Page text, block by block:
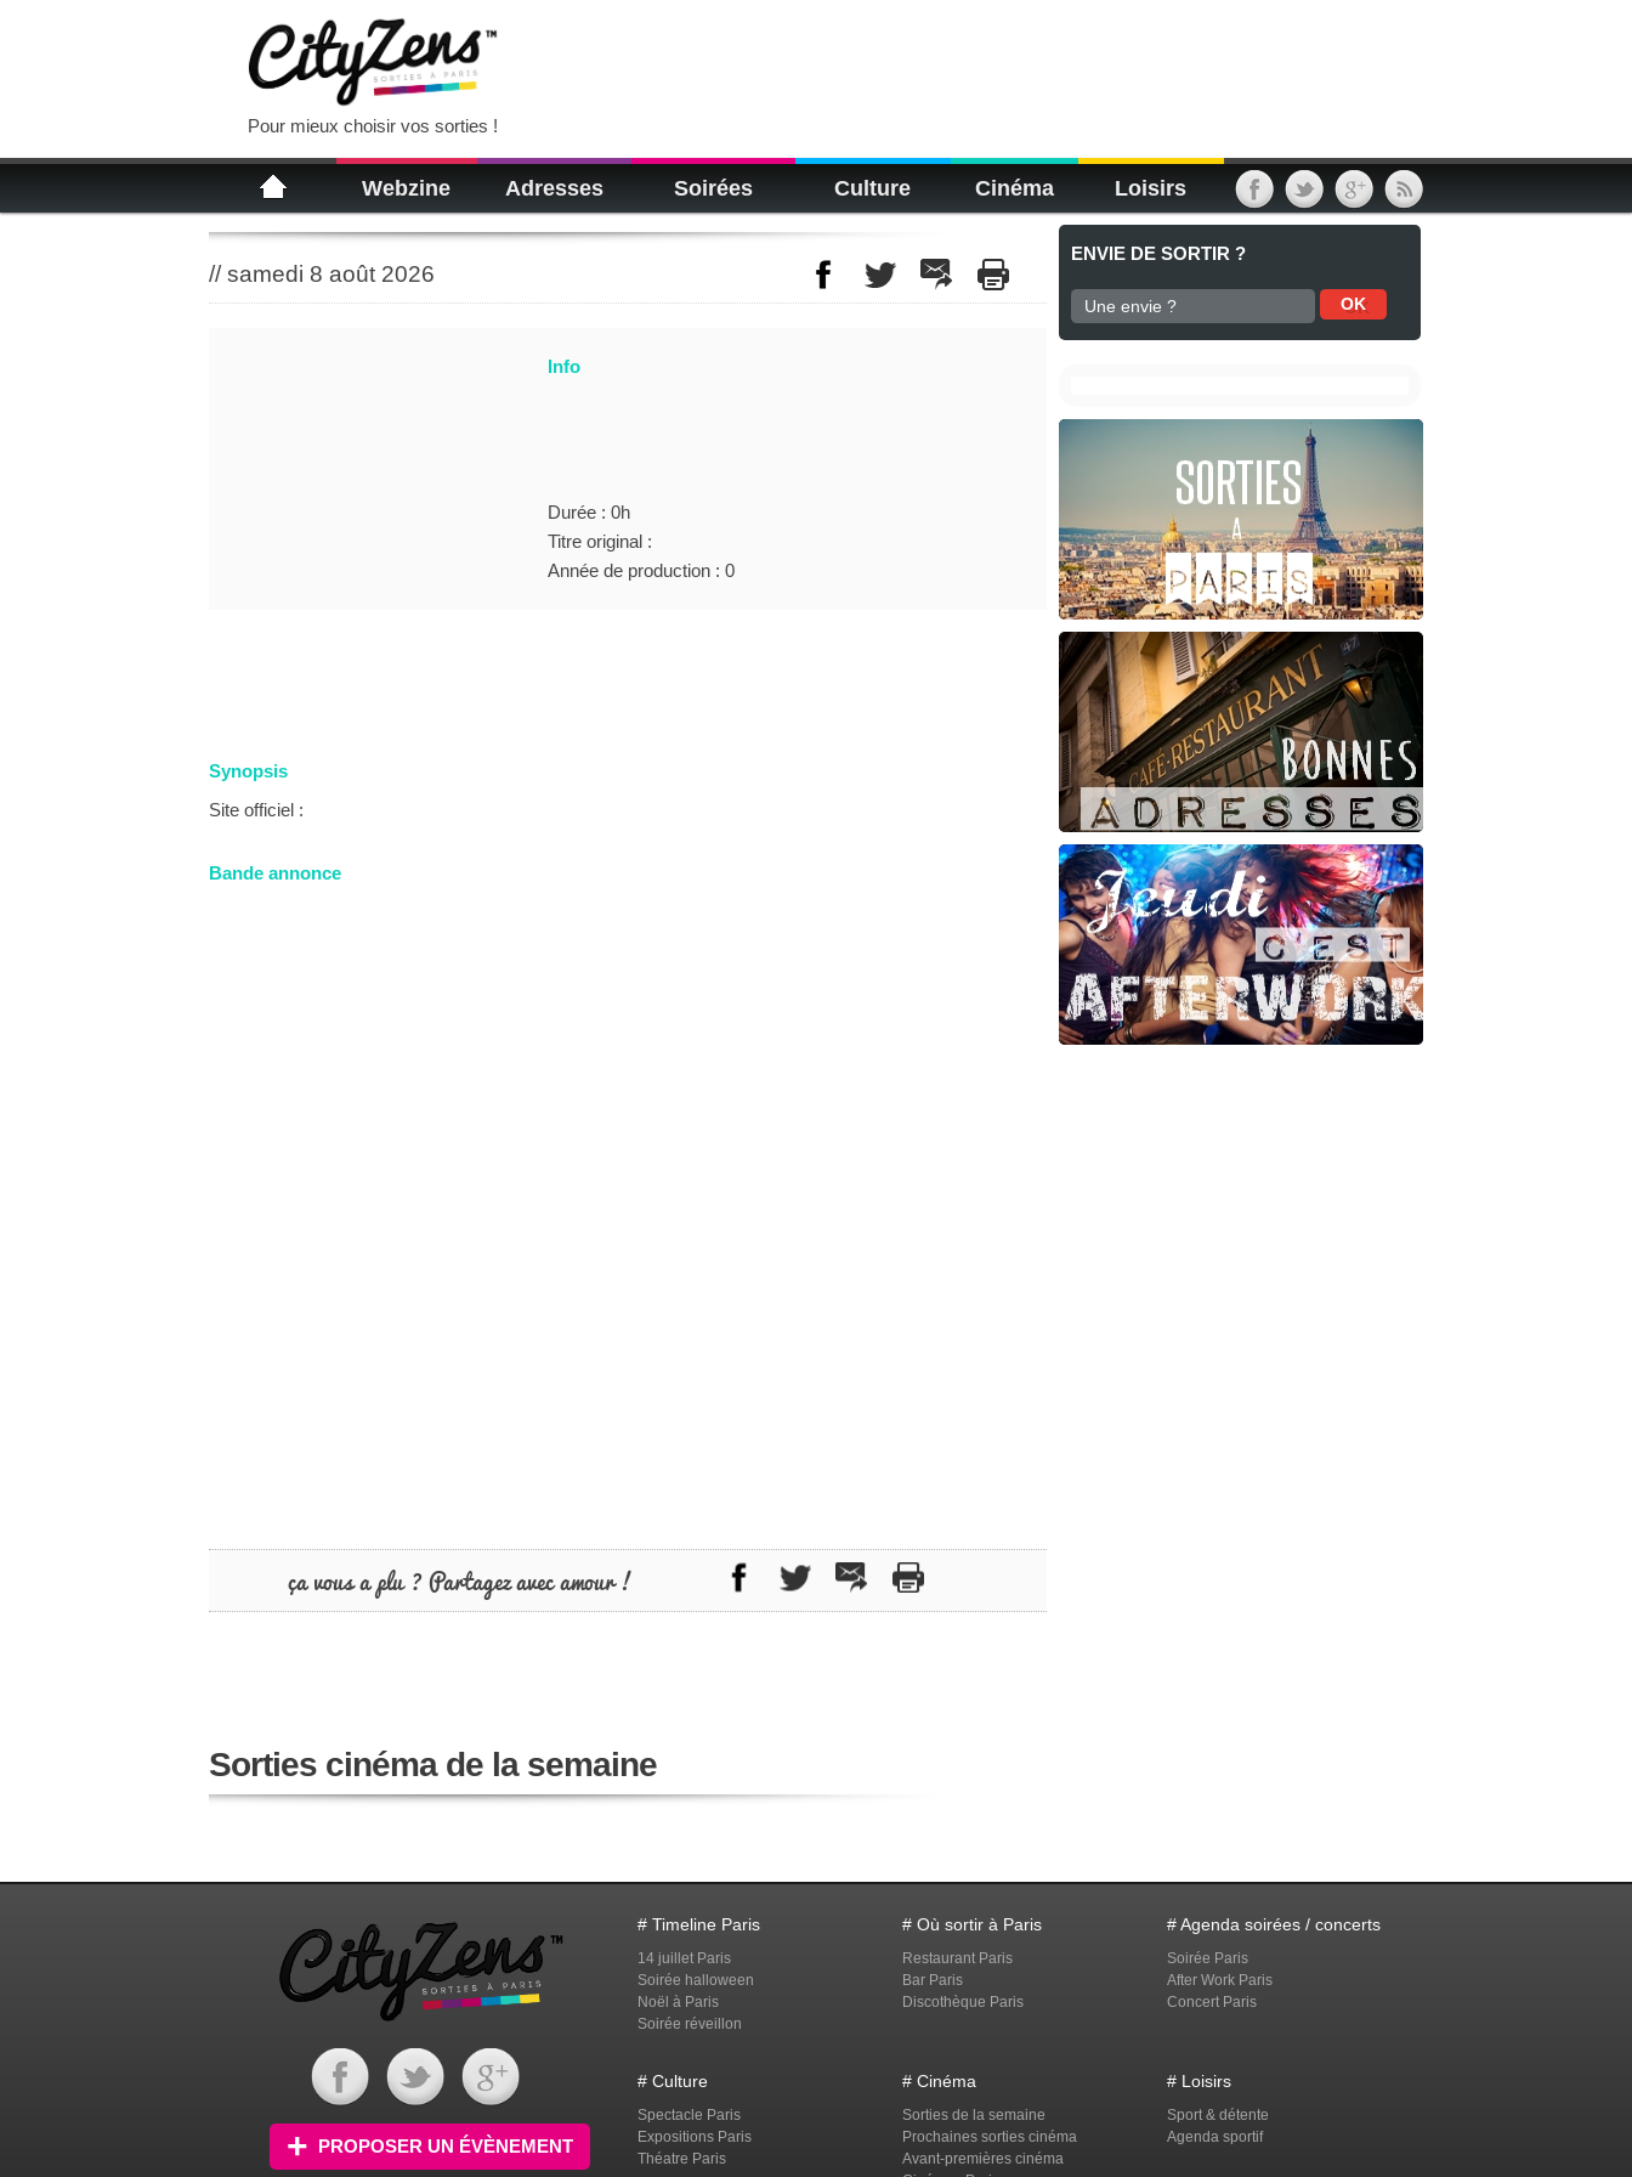
Pour mieux choisir vos sorties !
Webzine Adresses Soirées Culture Cinéma Loisirs
//samedi 8 août 2026
Info
Durée : 0h
Titre original :
Année de production : 0
Synopsis
Site officiel :
Bande annonce
ça vous a plu ? Partagez avec amour !
Sorties cinéma de la semaine
ENVIE DE SORTIR ?
PROPOSER UN ÉVÈNEMENT
# Timeline Paris
14 juillet Paris
Soirée halloween
Noël à Paris
Soirée réveillon
# Où sortir à Paris
Restaurant Paris
Bar Paris
Discothèque Paris
# Agenda soirées / concerts
Soirée Paris
After Work Paris
Concert Paris
# Culture
Spectacle Paris
Expositions Paris
Théatre Paris
# Cinéma
Sorties de la semaine
Prochaines sorties cinéma
Avant-premières cinéma
# Loisirs
Sport & détente
Agenda sportif